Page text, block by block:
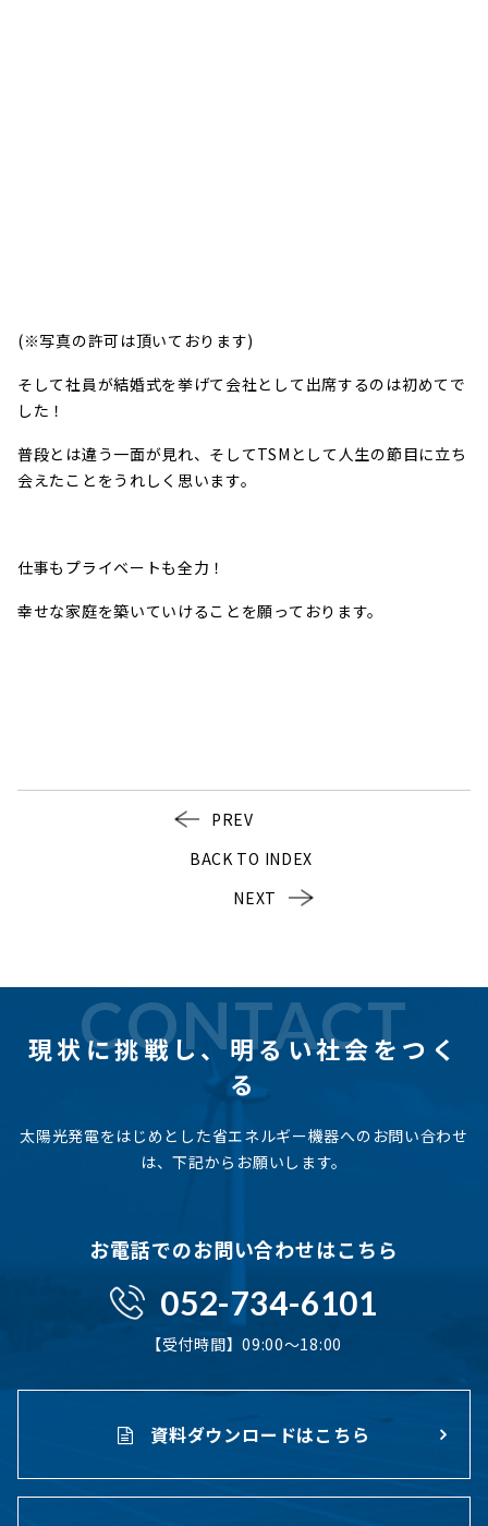
(※写真の許可は頂いております)
そして社員が結婚式を挙げて会社として出席するのは初めてで
した！
普段とは違う一面が見れ、そしてTSMとして人生の節目に立ち
会えたことをうれしく思います。
仕事もプライベートも全力！
幸せな家庭を築いていけることを願っております。
PREV
BACK TO INDEX
NEXT
CONTACT
現状に挑戦し、明るい社会をつく
る
太陽光発電をはじめとした省エネルギー機器へのお問い合わせ
は、下記からお願いします。
お電話でのお問い合わせはこちら
052-734-6101
【受付時間】09:00〜18:00
資料ダウンロードはこちら